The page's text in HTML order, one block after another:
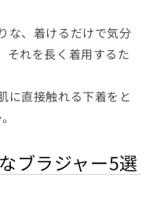
な、着けるだけで気分
それを長く着用するた
に直接触れる下着をと
ブラジャー5選